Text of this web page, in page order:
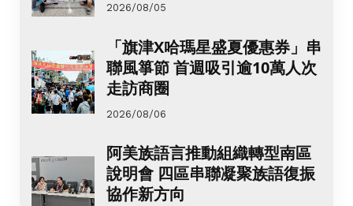
2026/08/05
「旗津X哈瑪星盛夏優惠券」串
聯風箏節 首週吸引逾10萬人次
走訪商圈
2026/08/06
阿美族語言推動組織轉型南區
說明會 四區串聯凝聚族語復振
協作新方向